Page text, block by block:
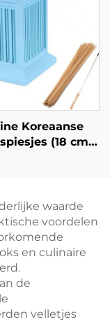
spatelset
Koreaanse
(18 cm),
waarde
voordelen
en culinaire
de
velletjes